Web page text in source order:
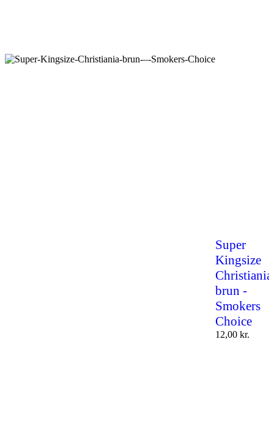
Super
Kingsize
Christiania
brun -
Smokers
Choice
12,00 kr.